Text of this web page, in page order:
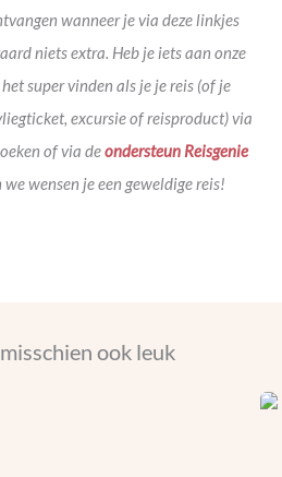
wanneer je via deze linkjes
niets extra. Heb je iets aan onze
super vinden als je je reis (of je
excursie of reisproduct) via
of via deondersteun Reisgenie
wensen je een geweldige reis!
ook leuk